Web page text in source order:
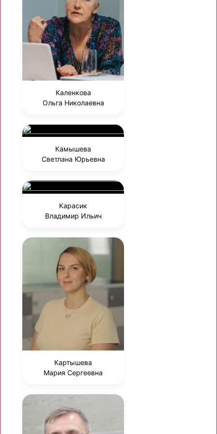
Каленкова
Ольга Николаевна
Камышева
Светлана Юрьевна
Карасик
Владимир Ильич
Картышева
Мария Сергеевна